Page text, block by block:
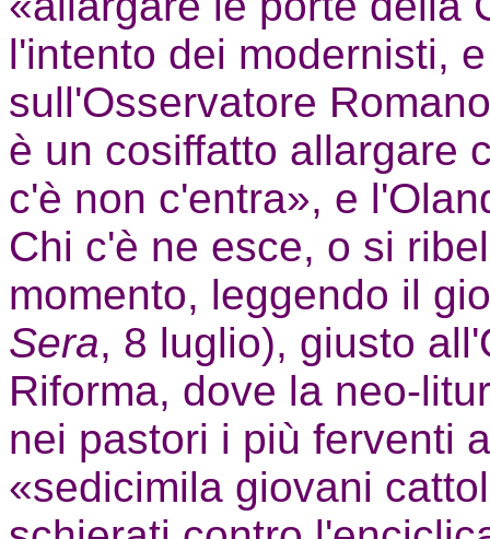
l'intento dei modernisti,
sull'Osservatore
è un cosiffatto allargare
c'è non c'entra», e
Chi c'è ne esce, o si
momento, leggendo il
Sera, 8 luglio), giusto
Riforma, dove la neo-
nei pastori i più ferventi
«sedicimila giovani